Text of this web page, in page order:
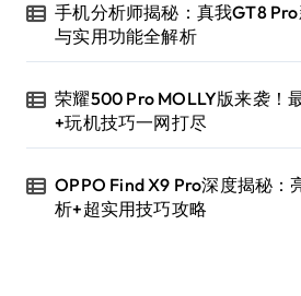
手机分析师揭秘：真我GT8
与实用功能全解析
荣耀500 Pro MOLLY版来袭！
+玩机技巧一网打尽
OPPO Find X9 Pro深度揭秘：
析+超实用技巧攻略